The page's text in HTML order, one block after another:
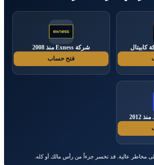
شركة Exness منذ 2008
فتح حساب
مخاطر عالية. قد تخسر جزءاً من رأس مالك أو كله.